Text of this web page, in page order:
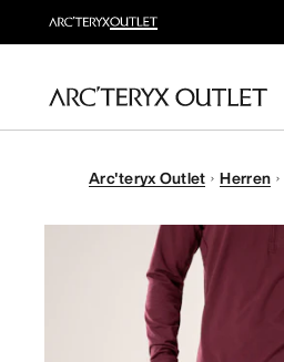
Arc'teryx Outlet Herren